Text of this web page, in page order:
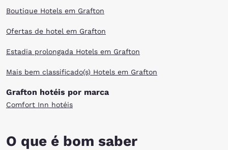
Boutique Hotels em Grafton
Ofertas de hotel em Grafton
Estadia prolongada Hotels em Grafton
Mais bem classificado(s) Hotels em Grafton
Grafton hotéis por marca
Comfort Inn hotéis
O que é bom saber